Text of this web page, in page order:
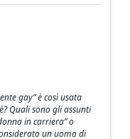
gay” è così usata
Quali sono gli assunti
in carriera” o
un uomo di